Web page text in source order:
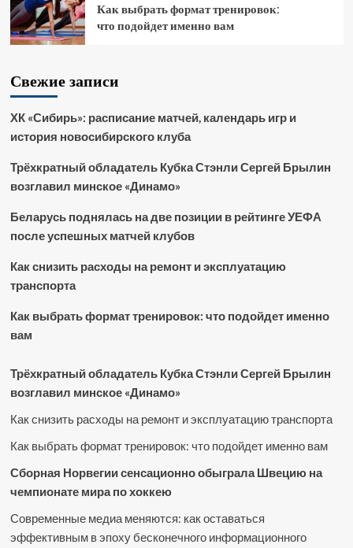
Как выбрать формат тренировок:
что подойдет именно вам
Свежие записи
ХК «Сибирь»: расписание матчей, календарь игр и
история новосибирского клуба
Трёхкратный обладатель Кубка Стэнли Сергей Брылин
возглавил минское «Динамо»
Беларусь поднялась на две позиции в рейтинге УЕФА
после успешных матчей клубов
Как снизить расходы на ремонт и эксплуатацию
транспорта
Как выбрать формат тренировок: что подойдет именно
вам
Трёхкратный обладатель Кубка Стэнли Сергей Брылин
возглавил минское «Динамо»
Как снизить расходы на ремонт и эксплуатацию транспорта
Как выбрать формат тренировок: что подойдет именно вам
Сборная Норвегии сенсационно обыграла Швецию на
чемпионате мира по хоккею
Современные медиа меняются: как оставаться
эффективным в эпоху бесконечного информационного